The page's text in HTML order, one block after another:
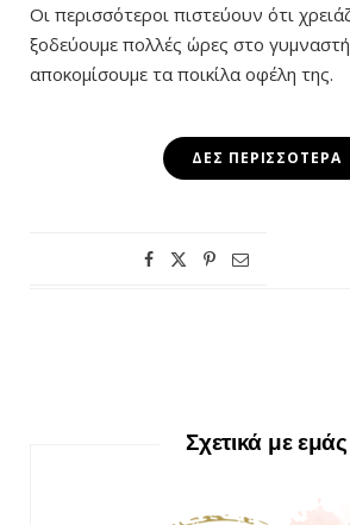
Οι περισσότεροι πιστεύουν ότι
ξοδεύουμε πολλές ώρες στο
αποκομίσουμε τα ποικίλα οφέλη της.
ΔΕΣ ΠΕΡΙΣΣΌΤΕΡΑ
Σχετικά με εμάς